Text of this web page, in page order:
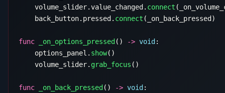
    volume_slider.value_changed.
connect
    back_button.pressed.
connect
func _on_options_pressed () -> void
    options_panel.
show
    volume_slider.
grab_focus
func _on_back_pressed () -> void